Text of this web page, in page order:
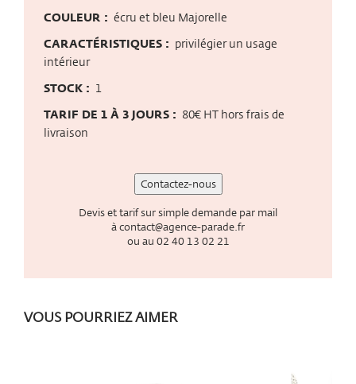
COULEUR : écru et bleu Majorelle
CARACTÉRISTIQUES : privilégier un usage
intérieur
STOCK : 1
TARIF DE 1 À 3 JOURS : 80€ HT hors frais de
livraison
Contactez-nous
Devis et tarif sur simple demande par mail
àcontact@agence-parade.fr
ou au 02 40 13 02 21
VOUS POURRIEZ AIMER